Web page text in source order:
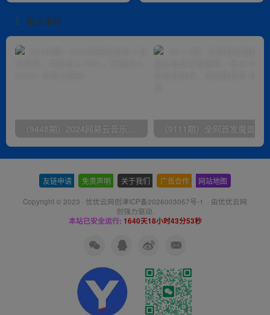
相关推荐
友链申请 免责声明 关于我们 广告合作 网站地图
Copyright © 2023 · 优优云网创津ICP备2026003057号-1 · 由优优云网
创强力驱动.
本站已安全运行: 1640天18小时43分54秒